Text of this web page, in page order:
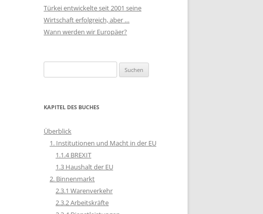
Türkei entwickelte seit 2001 seine
Wirtschaft erfolgreich, aber …
Wann werden wir Europäer?
nach:
KAPITEL DES BUCHES
Überblick
1. Institutionen und Macht in der EU
1.1.4 BREXIT
1.3 Haushalt der EU
2. Binnenmarkt
2.3.1 Warenverkehr
2.3.2 Arbeitskräfte